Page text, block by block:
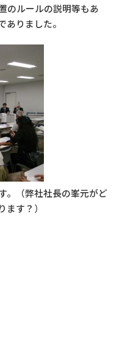
のルールの説明等もあ
ありました。
。（弊社社長の峯元がど
す？）